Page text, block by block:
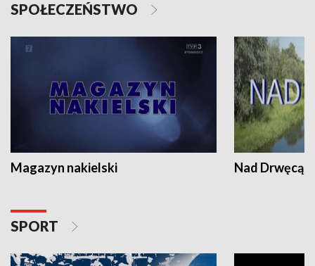
SPOŁECZEŃSTWO
Magazyn nakielski Nad Drwęcą
SPORT